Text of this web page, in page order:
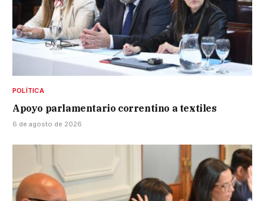
POLÍTICA
Apoyo parlamentario correntino a textiles
6 de agosto de 2026